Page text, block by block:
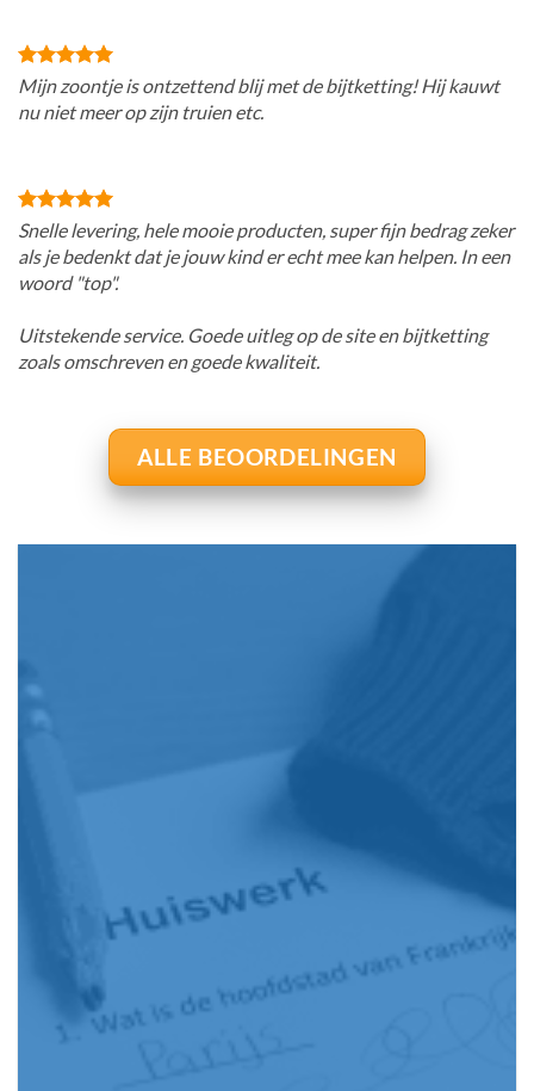
Mijn zoontje is ontzettend blij met de bijtketting! Hij kauwt
nu niet meer op zijn truien etc.
Snelle levering, hele mooie producten, super fijn bedrag zeker
als je bedenkt dat je jouw kind er echt mee kan helpen. In een
woord "top".
Uitstekende service. Goede uitleg op de site en bijtketting
zoals omschreven en goede kwaliteit.
ALLE BEOORDELINGEN